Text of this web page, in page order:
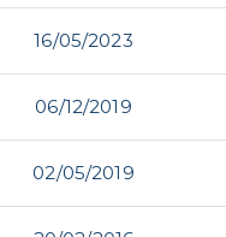
16/05/2023
06/12/2019
02/05/2019